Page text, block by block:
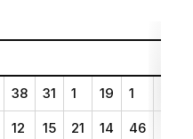
38 31 1 19 1
12 15 21 14 46